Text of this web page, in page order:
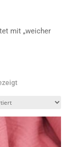
mit „weicher
Sorted